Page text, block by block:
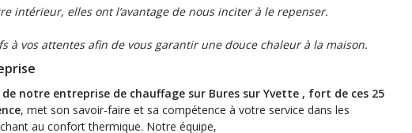
intérieur, elles ont l’avantage de nous inciter à le repenser.
vos attentes afin de vous garantir une douce chaleur à la maison.
de notre entreprise de chauffage sur Bures sur Yvette , fort de ces 25
, met son savoir-faire et sa compétence à votre service dans les
au confort thermique. Notre équipe,